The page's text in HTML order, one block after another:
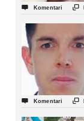
 Komentari 
 Komentari 